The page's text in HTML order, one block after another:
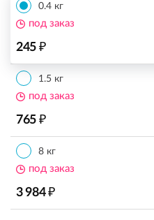
0.4 кг
245 ₽
под заказ
1.5 кг
765 ₽
под заказ
8 кг
3 984₽
под заказ